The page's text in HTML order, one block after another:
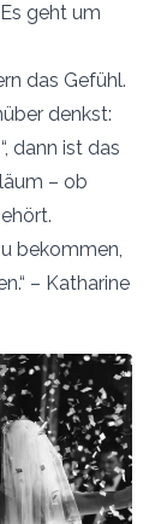
geht um
das Gefühl.
denkst:
dann ist das
– ob
bekommen,
– Katharine